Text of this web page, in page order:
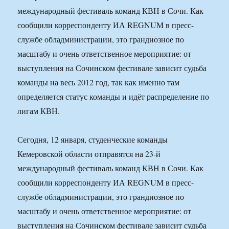
международный фестиваль команд КВН в Сочи. Как
сообщили корреспонденту ИА REGNUM в пресс-
службе обладминистрации, это грандиозное по
масштабу и очень ответственное мероприятие: от
выступления на Сочинском фестивале зависит судьба
команды на весь 2012 год, так как именно там
определяется статус команды и идёт распределение по
лигам КВН.
Сегодня, 12 января, студенческие команды
Кемеровской области отправятся на 23-й
международный фестиваль команд КВН в Сочи. Как
сообщили корреспонденту ИА REGNUM в пресс-
службе обладминистрации, это грандиозное по
масштабу и очень ответственное мероприятие: от
выступления на Сочинском фестивале зависит судьба